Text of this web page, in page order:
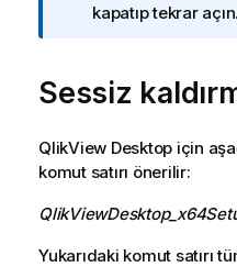
g
o
t
kapatıp tekrar açın.
Sessiz
QlikView Desktop için
komut satırı önerilir:
Yukarıdaki komut satırı